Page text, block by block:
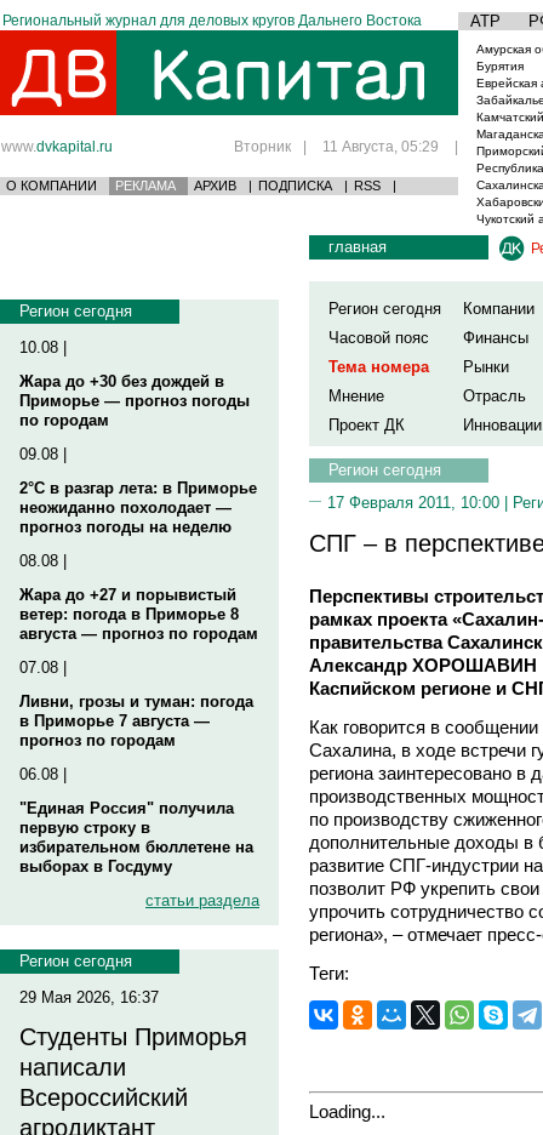
Региональный журнал для деловых кругов Дальнего Востока АТР
www.dvkapital.ru Вторник | 11 Августа, 05:29 |
О КОМПАНИИ РЕКЛАМА АРХИВ | ПОДПИСКА | RSS |
Амурская
Бурятия
Еврейская
Чукотский
Регион сегодня
10.08 |
Жара до +30 без дождей в
Приморье — прогноз погоды
по городам
09.08 |
2°C в разгар лета: в Приморье
неожиданно похолодает —
прогноз погоды на неделю
08.08 |
Жара до +27 и порывистый
ветер: погода в Приморье 8
августа — прогноз по городам
07.08 |
Ливни, грозы и туман: погода
в Приморье 7 августа —
прогноз по городам
06.08 |
"Единая Россия" получила
первую строку в
избирательном бюллетене на
выборах в Госдуму
статьи раздела
Регион сегодня
29 Мая 2026, 16:37
Студенты Приморья
написали
Всероссийский
агродиктант
главная
Регион сегодня
Компании
Часовой пояс
Финансы
Тема номера
Рынки
Мнение
Отрасль
Проект ДК
Инновации
Регион сегодня
17 Февраля 2011, 10:00 |
СПГ – в
Перспективы
рамках проекта
правительства
Александр ХОРОШАВИН и
Каспийском регионе и
Как говорится в
Сахалина, в ходе встречи
региона заинтересовано в
производственных
по производству
дополнительные доходы в
развитие СПГ-индустрии
позволит РФ укрепить
упрочить сотрудничество
региона», – отмечает
Теги:
Loading...